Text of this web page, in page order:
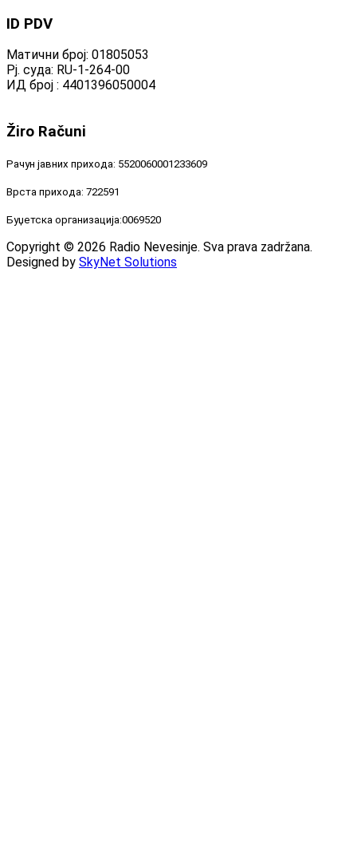
ID PDV
Матични број: 01805053
Рј. суда: RU-1-264-00
ИД број : 4401396050004
Žiro Računi
Рачун јавних прихода: 5520060001233609
Врста прихода: 722591
Буџетска организација:0069520
Copyright © 2026 Radio Nevesinje. Sva prava zadržana.
Designed by SkyNet Solutions